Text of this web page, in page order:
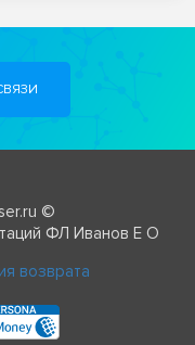
©
ФЛ Иванов Е О
возврата